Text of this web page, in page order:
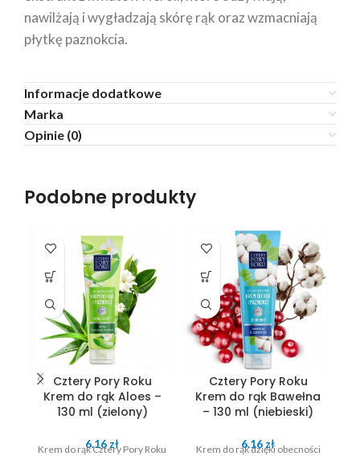
nawilżają i wygładzają skórę rąk oraz wzmacniają
płytkę paznokcia.
Informacje dodatkowe
Marka
Opinie (0)
Podobne produkty
Cztery Pory Roku
Krem do rąk Aloes –
130 ml (zielony)
6.16 zł
Krem do rąk Cztery Pory Roku
Cztery Pory Roku
Krem do rąk Bawełna
– 130 ml (niebieski)
6.16zł
Krem do rąk dzięki obecności